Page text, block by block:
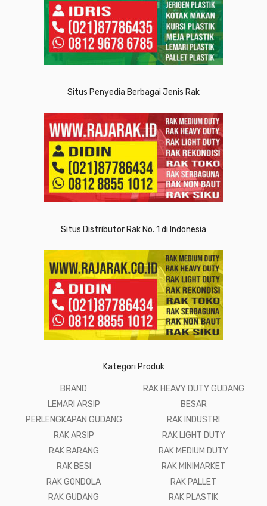
Situs Penyedia Berbagai Jenis Rak
Situs Distributor Rak No. 1 di Indonesia
Kategori Produk
BRAND
LEMARI ARSIP
PERLENGKAPAN GUDANG
RAK ARSIP
RAK BARANG
RAK BESI
RAK GONDOLA
RAK GUDANG
RAK HEAVY DUTY GUDANG
BESAR
RAK INDUSTRI
RAK LIGHT DUTY
RAK MEDIUM DUTY
RAK MINIMARKET
RAK PALLET
RAK PLASTIK